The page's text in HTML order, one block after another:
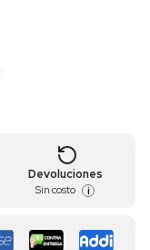
Devoluciones
Sin costo i